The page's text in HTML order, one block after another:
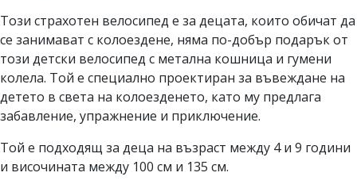
Този страхотен велосипед е за децата, които обичат да
се занимават с колоездене, няма по-добър подарък от
този детски велосипед с метална кошница и гумени
колела. Той е специално проектиран за въвеждане на
детето в света на колоезденето, като му предлага
забавление, упражнение и приключение.
Той е подходящ за деца на възраст между 4 и 9 години
и височината между 100 см и 135 см.